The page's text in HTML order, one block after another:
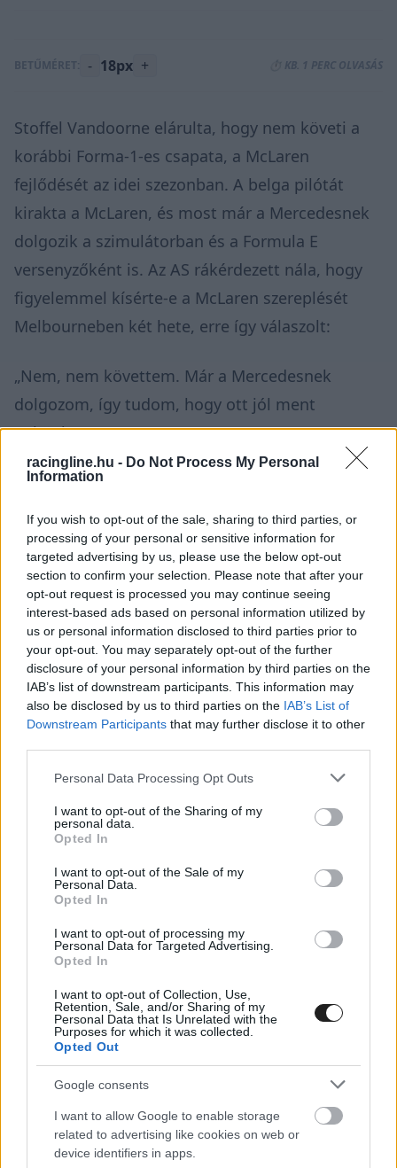
racingline.hu - Do Not Process My Personal
Information
If you wish to opt-out of the sale, sharing to third parties, or
processing of your personal or sensitive information for
targeted advertising by us, please use the below opt-out
section to confirm your selection. Please note that after your
opt-out request is processed you may continue seeing
interest-based ads based on personal information utilized by
us or personal information disclosed to third parties prior to
your opt-out. You may separately opt-out of the further
disclosure of your personal information by third parties on the
IAB’s list of downstream participants. This information may
also be disclosed by us to third parties on the IAB’s List of
Downstream Participants that may further disclose it to other
Please note that this website/app uses one or more Google
not limited to your visit or usage behaviour. You may click to
grant or deny consent to Google and its third-party tags to
use your data for below specified purposes in below Google
consent section.
Personal Data Processing Opt Outs
I want to opt-out of the Sharing of my
personal data.
Opted In
I want to opt-out of the Sale of my
Personal Data.
Opted In
I want to opt-out of processing my
Personal Data for Targeted Advertising.
Opted In
I want to opt-out of Collection, Use,
Retention, Sale, and/or Sharing of my
Personal Data that Is Unrelated with the
Purposes for which it was collected.
Opted Out
Google consents
I want to allow Google to enable storage
related to advertising like cookies on web or
device identifiers in apps.
BETŰMÉRET: - 18px + ⏱️ KB. 1 PERC OLVASÁS
Stoffel Vandoorne elárulta, hogy nem követi a
korábbi Forma-1-es csapata, a McLaren
fejlődését az idei szezonban. A belga pilótát
kirakta a McLaren, és most már a Mercedesnek
dolgozik a szimulátorban és a Formula E
versenyzőként is. Az AS rákérdezett nála, hogy
figyelemmel kísérte-e a McLaren szereplését
Melbourneben két hete, erre így válaszolt:
„Nem, nem követtem. Már a Mercedesnek
dolgozom, így tudom, hogy ott jól ment
nekünk.”
Vandoorne azt is elárulta, hogy jól érzi magát a
Formula E-ben:
megalapozni. A HWA-ból jövőre Mercedes lesz,
legyek bajnok.”
A belga versenyző azt is elárulta, hogy
kifejezetten magas a színvonal a Formula E-ben:
„Nem is tudnék olyan nevet mondani, aki nem
Forma-1-ben vannak nagyon jó pilóták, de
vannak olyan is, akik fogalmazzunk úgy, hogy